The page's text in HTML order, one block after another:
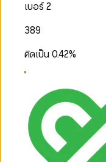
เบอร์ 2
389
คิดเป็น0.42%